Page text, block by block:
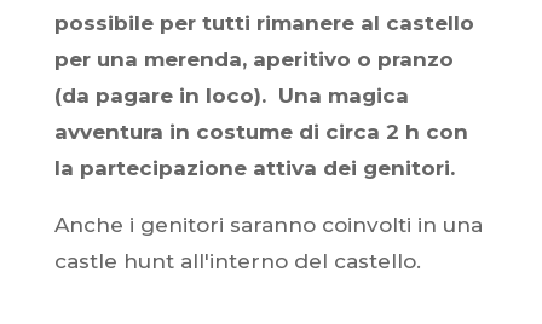
possibile per tutti rimanere al castello
per una merenda, aperitivo o pranzo
(da pagare in loco). Una magica
avventura in costume di circa 2 h con
la partecipazione attiva dei genitori.
Anche i genitori saranno coinvolti in una
castle hunt all'interno del castello.